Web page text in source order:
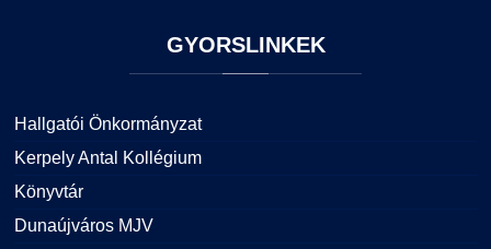
GYORSLINKEK
Hallgatói Önkormányzat
Kerpely Antal Kollégium
Könyvtár
Dunaújváros MJV